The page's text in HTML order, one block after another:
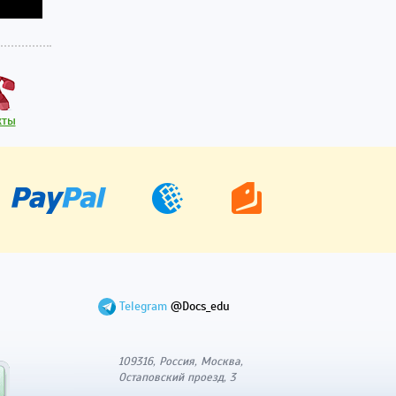
Telegram @Docs_edu
109316, Россия, Москва,
Остаповский проезд, 3